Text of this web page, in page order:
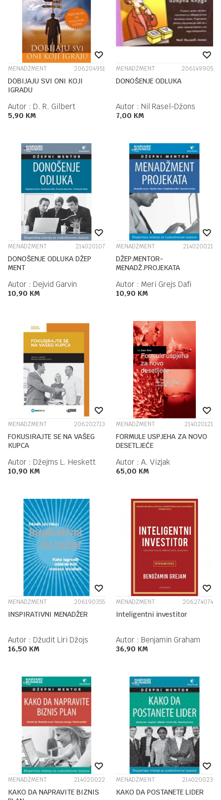
MENADŽMENT 206204951
DOBIJAJU SVI ONI KOJI
IGRADU
Autor : D. R. Gilbert
5,90 KM
MENADŽMENT 206149905
DONOŠENJE ODLUKA
Autor : Nil Rasel-Džons
7,00 KM
MENADŽMENT 214020107
DONOŠENJE ODLUKA DŽEP
MENT
Autor : Dejvid Garvin
10,90 KM
MENADŽMENT 214020021
DŽEP.MENTOR-
MENADŽ.PROJEKATA
Autor : Meri Grejs Dafi
10,90 KM
MENADŽMENT 206202713
FOKUSIRAJTE SE NA VAŠEG
KUPCA
Autor : Džejms L. Heskett
10,90 KM
MENADŽMENT 214020121
FORMULE USPJEHA ZA NOVO
DESETLJEĆE
Autor : A. Vizjak
65,00 KM
MENADŽMENT 206190355
INSPIRATIVNI MENADŽER
Autor : Džudit Liri Džojs
16,50 KM
MENADŽMENT 206274074
Inteligentni investitor
Autor : Benjamin Graham
36,90 KM
MENADŽMENT 214020022
KAKO DA NAPRAVITE BIZNIS
MENADŽMENT 214020023
KAKO DA POSTANETE LIDER